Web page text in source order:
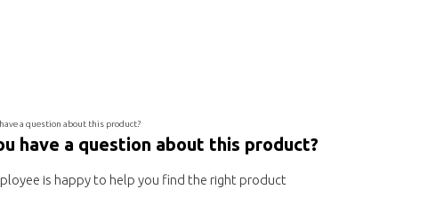
have a question about this product?
is happy to help you find the right product